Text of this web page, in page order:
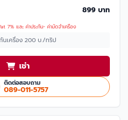
899 บาท
7% และ ค่าประกัน- ค่ามัดจำเครื่อง
นเครื่อง 200 บ./ทริป
เช่า
ติดต่อสอบถาม
089-011-5757